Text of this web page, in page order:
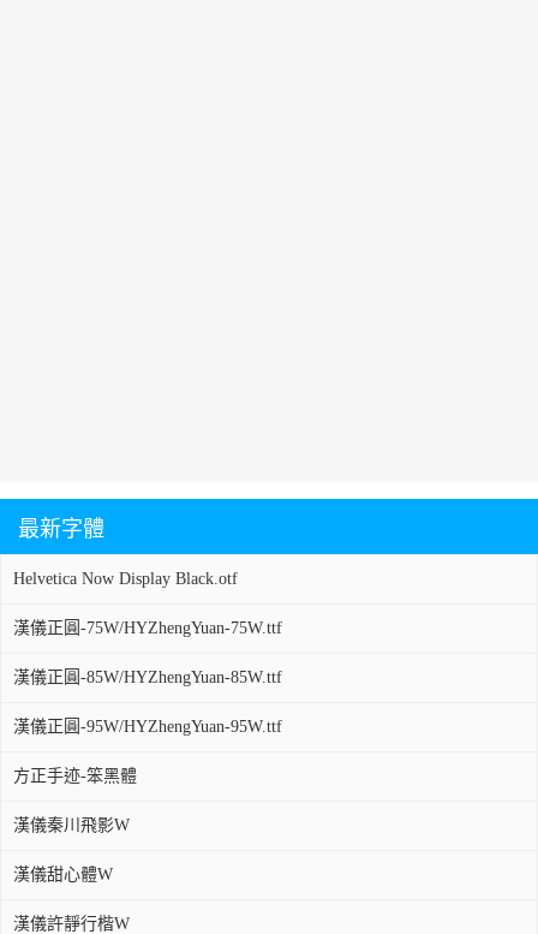
最新字體
Helvetica Now Display Black.otf
漢儀正圓-75W/HYZhengYuan-75W.ttf
漢儀正圓-85W/HYZhengYuan-85W.ttf
漢儀正圓-95W/HYZhengYuan-95W.ttf
方正手迹-笨黑體
漢儀秦川飛影W
漢儀甜心體W
漢儀許靜行楷W